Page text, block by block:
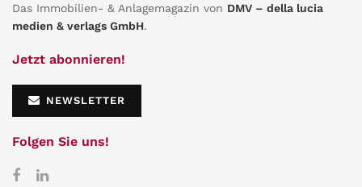
Das Immobilien- & Anlagemagazin von DMV – della lucia
medien & verlags GmbH.
Jetzt abonnieren!
NEWSLETTER
Folgen Sie uns!